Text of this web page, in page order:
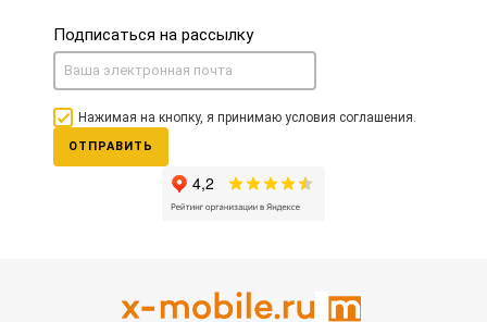
Подписаться на рассылку
Нажимая на кнопку, я принимаю условия соглашения.
ОТПРАВИТЬ